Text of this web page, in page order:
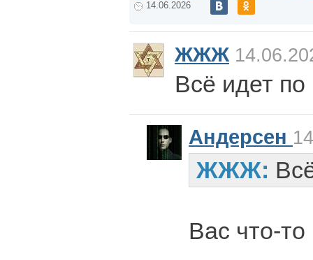
14.06.2026
ЖЖЖ
Всё идет по
Андерсен
ЖЖЖ:
Вас что-то